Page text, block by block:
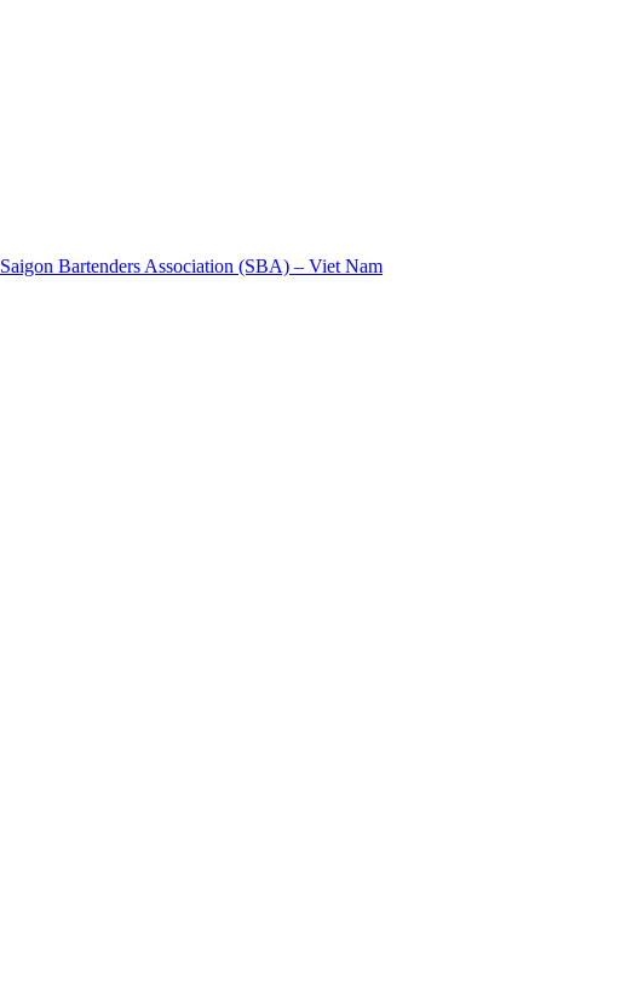
Saigon Bartenders Association (SBA) – Viet Nam